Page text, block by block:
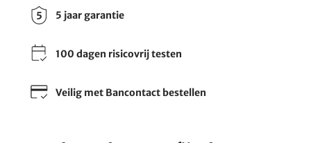
5 jaar garantie
100 dagen risicovrij testen
Veilig met Bancontact bestellen